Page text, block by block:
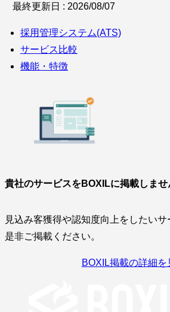
最終更新日 : 2026/08/07
採用管理システム(ATS)
サービス比較
機能・特徴
貴社のサービスをBOXILに掲載しませ
見込み客獲得や認知度向上をしたい
是非ご掲載ください。
BOXIL掲載の詳細を